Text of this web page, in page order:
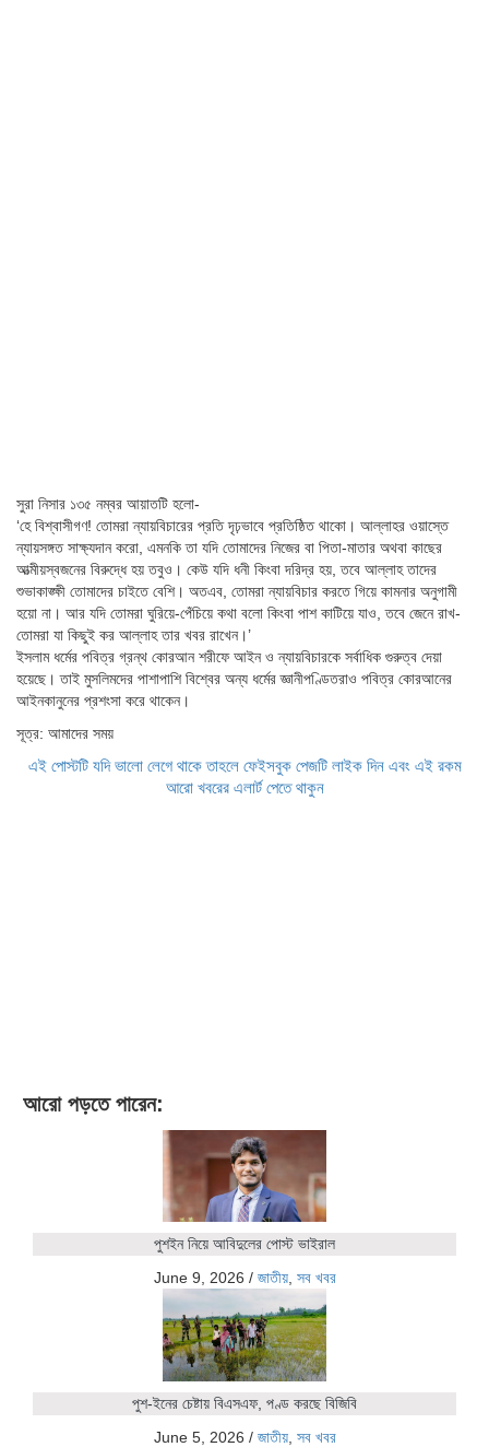
সুরা নিসার ১৩৫ নম্বর আয়াতটি হলো-
‘হে বিশ্বাসীগণ! তোমরা ন্যায়বিচারের প্রতি দৃঢ়ভাবে প্রতিষ্ঠিত থাকো। আল্লাহর ওয়াস্তে
ন্যায়সঙ্গত সাক্ষ্যদান করো, এমনকি তা যদি তোমাদের নিজের বা পিতা-মাতার অথবা কাছের
আত্মীয়স্বজনের বিরুদ্ধে হয় তবুও। কেউ যদি ধনী কিংবা দরিদ্র হয়, তবে আল্লাহ তাদের
শুভাকাঙ্ক্ষী তোমাদের চাইতে বেশি। অতএব, তোমরা ন্যায়বিচার করতে গিয়ে কামনার অনুগামী
হয়ো না। আর যদি তোমরা ঘুরিয়ে-পেঁচিয়ে কথা বলো কিংবা পাশ কাটিয়ে যাও, তবে জেনে রাখ-
তোমরা যা কিছুই কর আল্লাহ তার খবর রাখেন।’
ইসলাম ধর্মের পবিত্র গ্রন্থ কোরআন শরীফে আইন ও ন্যায়বিচারকে সর্বাধিক গুরুত্ব দেয়া
হয়েছে। তাই মুসলিমদের পাশাপাশি বিশ্বের অন্য ধর্মের জ্ঞানীপণ্ডিতরাও পবিত্র কোরআনের
আইনকানুনের প্রশংসা করে থাকেন।
সূত্র: আমাদের সময়
এই পোস্টটি যদি ভালো লেগে থাকে তাহলে ফেইসবুক পেজটি লাইক দিন এবং এই রকম
আরো খবরের এলার্ট পেতে থাকুন
আরো পড়তে পারেন:
পুশইন নিয়ে আবিদুলের পোস্ট ভাইরাল
June 9, 2026 / জাতীয়, সব খবর
পুশ-ইনের চেষ্টায় বিএসএফ, পণ্ড করছে বিজিবি
June 5, 2026 / জাতীয়, সব খবর